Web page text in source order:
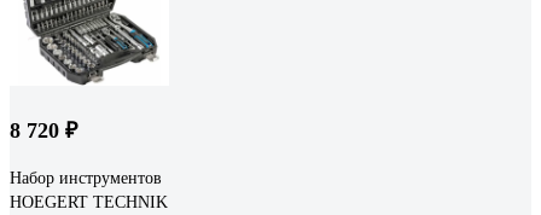
8 720 ₽
Набор инструментов
HOEGERT TECHNIK